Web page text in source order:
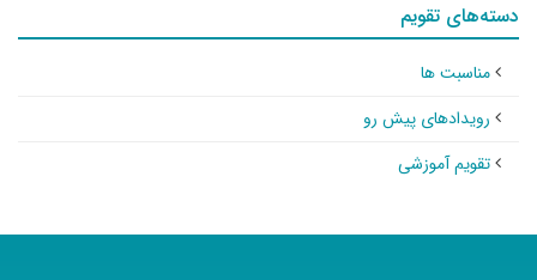
دسته‌های تقویم
مناسبت ها
رویدادهای پیش رو
تقویم آموزشی